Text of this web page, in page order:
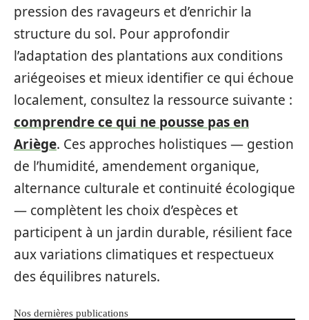
pression des ravageurs et d’enrichir la
structure du sol. Pour approfondir
l’adaptation des plantations aux conditions
ariégeoises et mieux identifier ce qui échoue
localement, consultez la ressource suivante :
comprendre ce qui ne pousse pas en
Ariège. Ces approches holistiques — gestion
de l’humidité, amendement organique,
alternance culturale et continuité écologique
— complètent les choix d’espèces et
participent à un jardin durable, résilient face
aux variations climatiques et respectueux
des équilibres naturels.
Nos dernières publications